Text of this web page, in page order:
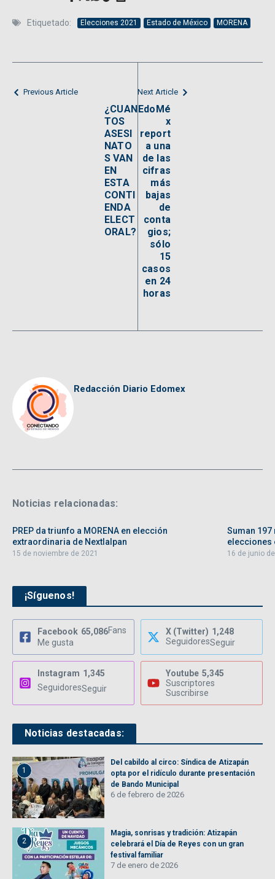
Etiquetado: Elecciones 2021 Estado de México MORENA
Previous Article
¿CUAN
TOS
ASESI
NATO
S VAN
EN
ESTA
CONTI
ENDA
ELECT
ORAL?
Next Article
EdoMé
x
report
a una
de las
cifras
más
bajas
de
conta
gios;
sólo
15
casos
en 24
horas
Redacción Diario Edomex
Noticias relacionadas:
PREP da triunfo a MORENA en elección
extraordinaria de Nextlalpan
15 de noviembre de 2021
Suman
elecciones
16 de junio
¡Síguenos!
Facebook 65,086Fans
Me gusta
X (Twitter) 1,248
SeguidoresSeguir
Instagram 1,345
SeguidoresSeguir
Youtube 5,345
Suscriptores
Suscribirse
Noticias destacadas:
1
Del cabildo al circo: Síndica de Atizapán
opta por el ridículo durante presentación
de Bando Municipal
6 de febrero de 2026
2
Magia, sonrisas y tradición: Atizapán
celebrará el Día de Reyes con un gran
festival familiar
7 de enero de 2026